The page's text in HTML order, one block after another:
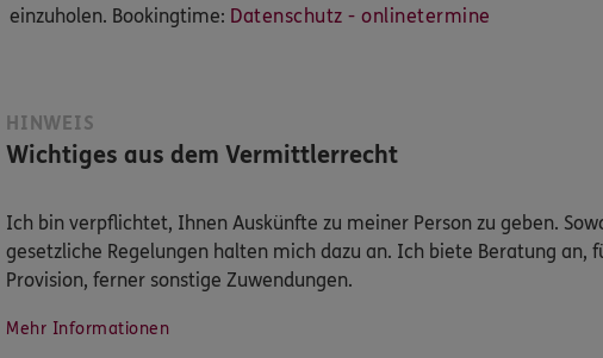
einzuholen. Bookingtime: Datenschutz - onlinetermine
HINWEIS
Wichtiges aus dem Vermittlerrecht
Ich bin verpflichtet, Ihnen Auskünfte zu meiner Person zu geben.
gesetzliche Regelungen halten mich dazu an. Ich biete Beratung
Provision, ferner sonstige Zuwendungen.
Mehr Informationen